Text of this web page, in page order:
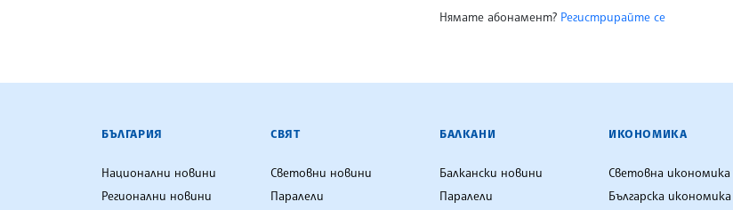
Нямате абонамент? Регистрирайте се
БЪЛГАРСКА ТЕЛЕГРАФНА АГЕНЦИЯ
БЪЛГАРИЯ
Национални новини
Регионални новини
СВЯТ
Световни новини
Паралели
БАЛКАНИ
Балкански новини
Паралели
ИКОНОМИКА
Световна икономика
Българска икономика